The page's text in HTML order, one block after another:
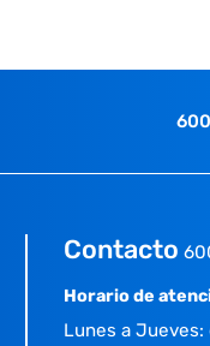
Contacto
Horario de
Lunes a Jueves: